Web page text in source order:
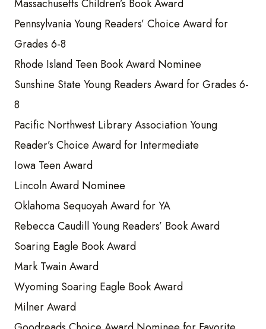
Massachusetts Children’s Book Award
Pennsylvania Young Readers’ Choice Award for
Grades 6-8
Rhode Island Teen Book Award Nominee
Sunshine State Young Readers Award for Grades 6-
8
Pacific Northwest Library Association Young
Reader’s Choice Award for Intermediate
Iowa Teen Award
Lincoln Award Nominee
Oklahoma Sequoyah Award for YA
Rebecca Caudill Young Readers’ Book Award
Soaring Eagle Book Award
Mark Twain Award
Wyoming Soaring Eagle Book Award
Milner Award